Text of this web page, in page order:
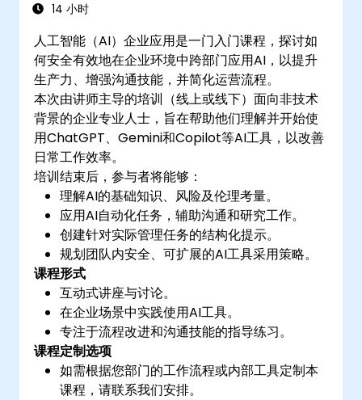
14 小时
人工智能（AI）企业应用是一门入门课程，探讨如
何安全有效地在企业环境中跨部门应用AI，以提升
生产力、增强沟通技能，并简化运营流程。
本次由讲师主导的培训（线上或线下）面向非技术
背景的企业专业人士，旨在帮助他们理解并开始使
用ChatGPT、Gemini和Copilot等AI工具，以改善
日常工作效率。
培训结束后，参与者将能够：
理解AI的基础知识、风险及伦理考量。
应用AI自动化任务，辅助沟通和研究工作。
创建针对实际管理任务的结构化提示。
规划团队内安全、可扩展的AI工具采用策略。
课程形式
互动式讲座与讨论。
在企业场景中实践使用AI工具。
专注于流程改进和沟通技能的指导练习。
课程定制选项
如需根据您部门的工作流程或内部工具定制本
课程，请联系我们安排。